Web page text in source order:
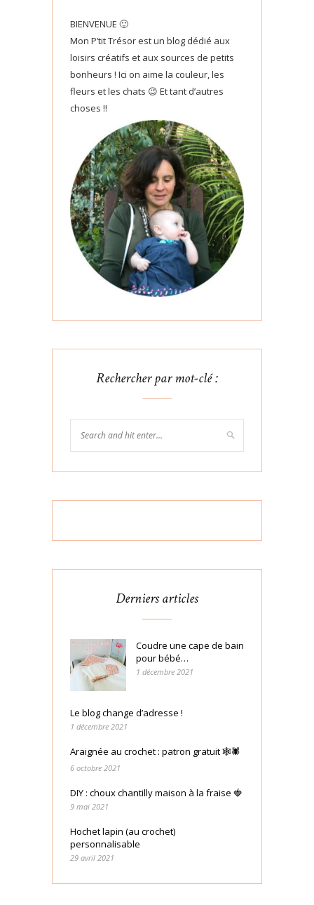
BIENVENUE 🙂
Mon P’tit Trésor est un blog dédié aux
loisirs créatifs et aux sources de petits
bonheurs ! Ici on aime la couleur, les
fleurs et les chats 😉 Et tant d’autres
choses !!
Rechercher par mot-clé :
Derniers articles
Coudre une cape de bain
pour bébé…
1 décembre 2021
Le blog change d’adresse !
1 décembre 2021
Araignée au crochet : patron gratuit 🕸🕷
6 octobre 2021
DIY : choux chantilly maison à la fraise 🍓
9 mai 2021
Hochet lapin (au crochet)
personnalisable
29 avril 2021